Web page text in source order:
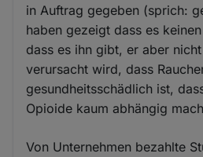
in Auftrag gegeben (sprich:
haben gezeigt dass es
dass es ihn gibt, er aber
verursacht wird, dass
gesundheitsschädlich ist,
Opioide kaum abhängig
Von Unternehmen bezahlte